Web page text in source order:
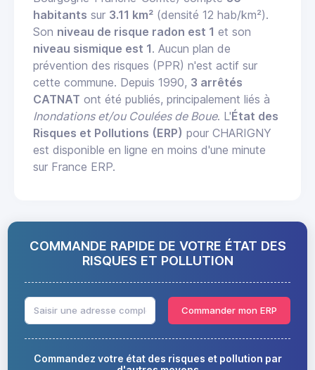
habitants sur 3.11 km² (densité 12 hab/km²).
Son niveau de risque radon est 1 et son
niveau sismique est 1. Aucun plan de
prévention des risques (PPR) n'est actif sur
cette commune. Depuis 1990, 3 arrêtés
CATNAT ont été publiés, principalement liés à
Inondations et/ou Coulées de Boue. L'État des
Risques et Pollutions (ERP) pour CHARIGNY
est disponible en ligne en moins d'une minute
sur France ERP.
COMMANDE RAPIDE DE VOTRE ÉTAT DES
RISQUES ET POLLUTION
Commander mon ERP
Commandez votre état des risques et pollution par